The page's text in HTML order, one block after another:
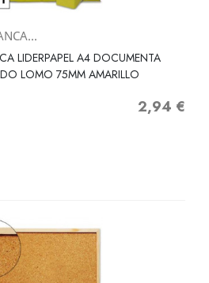
LIDERPAPEL A4 DOCUMENTA
LOMO 75MM AMARILLO
Precio
2,94 €